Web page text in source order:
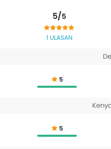
5/5
1 ULASAN
5
5